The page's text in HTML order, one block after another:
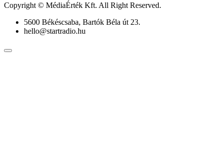
Copyright © MédiaÉrték Kft. All Right Reserved.
5600 Békéscsaba, Bartók Béla út 23.
hello@startradio.hu